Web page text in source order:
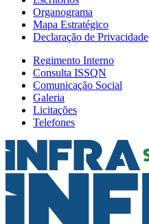
Organograma
Mapa Estratégico
Declaração de Privacidade
Regimento Interno
Consulta ISSQN
Comunicação Social
Galeria
Licitações
Telefones